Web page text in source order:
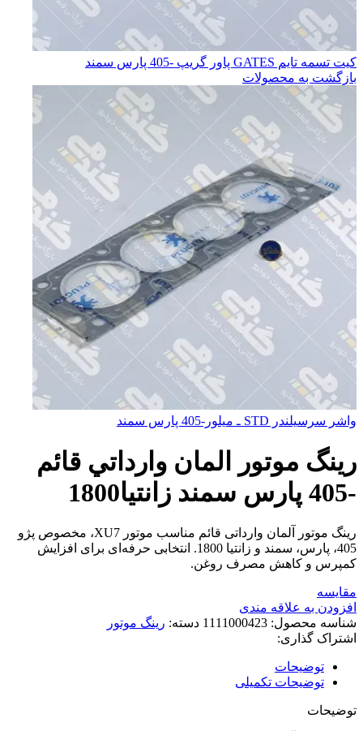
كيت تسمه تايم GATES پاور گريپ -405 پارس سمند
بازگشت به محصولات
واشر سرسيلندر STD ـ ميلور-405 پارس سمند
رينگ موتور المان وارداتي قائم
-405 پارس سمند زانتيا1800
رینگ موتور آلمان وارداتی قائم مناسب موتور XU7، مخصوص پژو
405، پارس، سمند و زانتیا 1800. انتخابی حرفه‌ای برای افزایش
کمپرس و کاهش مصرف روغن.
مقایسه
افزودن به علاقه مندی
شناسه محصول: 1111000423 دسته: رینگ موتور
اشتراک گذاری:
توضیحات
توضیحات تکمیلی
توضیحات